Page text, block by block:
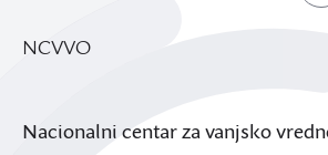
NCVVO
Nacionalni centar za vanjsko